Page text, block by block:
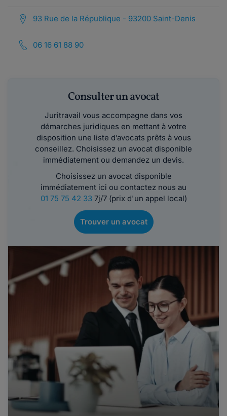
93 Rue de la République - 93200 Saint-Denis
06 16 61 88 90
Consulter un avocat
Juritravail vous accompagne dans vos
démarches juridiques en mettant à votre
disposition une liste d’avocats prêts à vous
conseillez. Choisissez un avocat disponible
immédiatement ou demandez un devis.
Choisissez un avocat disponible
immédiatement ici ou contactez nous au
01 75 75 42 337j/7 (prix d'un appel local)
Trouver un avocat